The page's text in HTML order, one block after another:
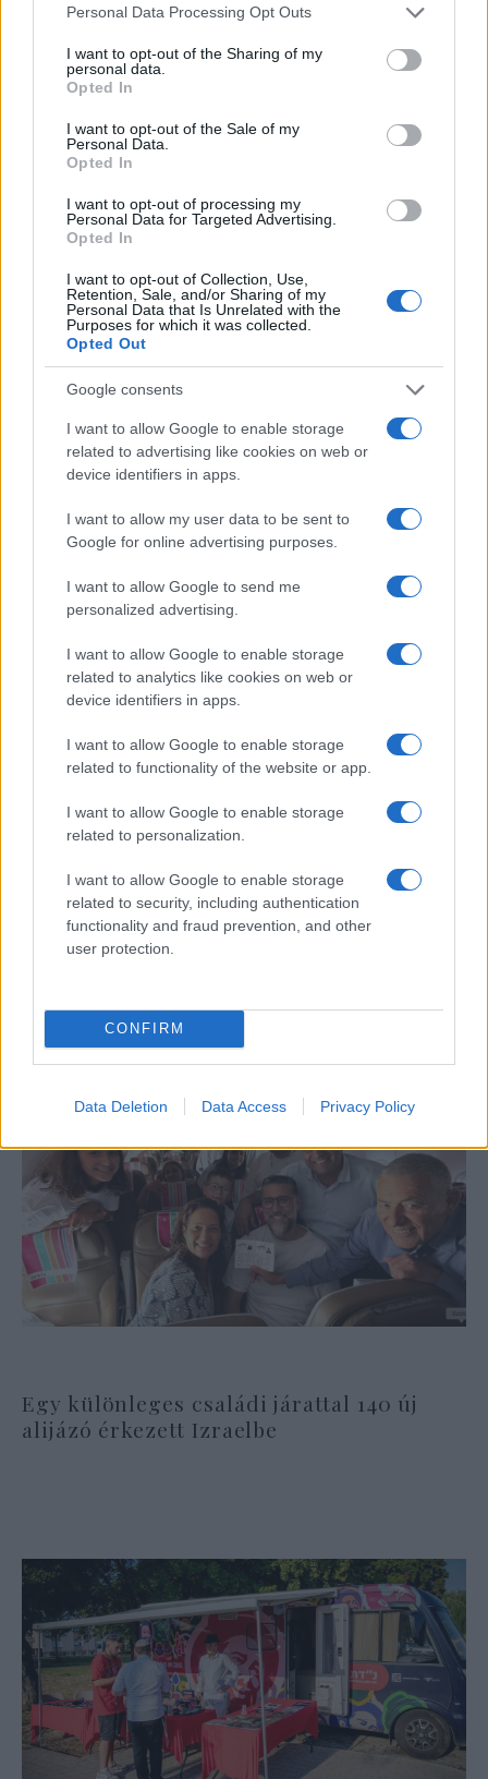
Please note that this website/app uses one or more Google
not limited to your visit or usage behaviour. You may click to
grant or deny consent to Google and its third-party tags to
use your data for below specified purposes in below Google
consent section.
Personal Data Processing Opt Outs
I want to opt-out of the Sharing of my
personal data.
Opted In
I want to opt-out of the Sale of my
Personal Data.
Opted In
I want to opt-out of processing my
Personal Data for Targeted Advertising.
Opted In
I want to opt-out of Collection, Use,
Retention, Sale, and/or Sharing of my
Personal Data that Is Unrelated with the
Purposes for which it was collected.
Opted Out
Google consents
I want to allow Google to enable storage
related to advertising like cookies on web or
device identifiers in apps.
I want to allow my user data to be sent to
Google for online advertising purposes.
I want to allow Google to send me
personalized advertising.
I want to allow Google to enable storage
related to analytics like cookies on web or
device identifiers in apps.
I want to allow Google to enable storage
related to functionality of the website or app.
I want to allow Google to enable storage
related to personalization.
I want to allow Google to enable storage
related to security, including authentication
functionality and fraud prevention, and other
user protection.
CONFIRM
Data Deletion Data Access Privacy Policy
meg más országokat azzal, hogy segítették
az izraeli népirtást, vagy nem akadályozták
meg a zsidó államot a népirtás
elkövetésében.
Az ENSZ-bíróság március 28-án ideiglenes
intézkedéseket hozott, amelyek arra
kötelezték Izraelt, hogy haladéktalanul
biztosítsa a Gázába irányuló humanitárius
segélyek növelését és gyorsabb eljuttatását.
Azt is kimondta, hogy Izraelnek biztosítania
kell, hogy az Izraeli Védelmi Erők ne sértsék
meg a népirtás bűntettének megelőzéséről és
büntetéséről szóló egyezményt, többek
között a humanitárius segélyek
eljuttatásának megakadályozásával.
Az ENSZ legfelsőbb bírósága még nem
hozott döntést Dél-Afrika eredeti
keresetéről, miszerint Izrael népirtást követ
el és várhatóan még hónapokig nem is teszi
ezt meg.
Ezt a cikket szerkesztőségünk az ünnep előtt
készítette és előre időzítve jelent meg az
oldalon.
Szörnyeteg: feleségévé akarta tenni
gázai fogvatartója az izraeli-magyar
lányt
Egy különleges családi járattal 140 új
alijázó érkezett Izraelbe